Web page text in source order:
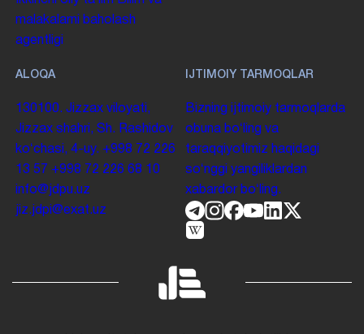
malakalarni baholash
agentligi
ALOQA
130100. Jizzax viloyati,
Jizzax shahri, Sh. Rashidov
koʻchasi, 4-uy. +998 72 226
13 57 +998 72 226 68 10
info@jdpu.uz
jiz.jdpi@exat.uz
IJTIMOIY TARMOQLAR
Bizning ijtimoiy tarmoqlarda
obuna boʻling va
taraqqiyotimiz haqidagi
soʻnggi yangiliklardan
xabardor boʻling.